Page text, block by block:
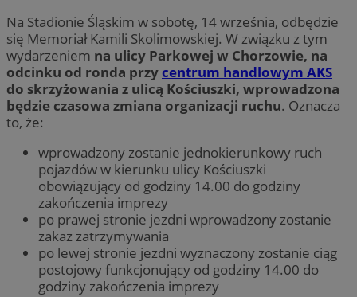
Na Stadionie Śląskim w sobotę, 14 września, odbędzie
się Memoriał Kamili Skolimowskiej. W związku z tym
wydarzeniem na ulicy Parkowej w Chorzowie, na
odcinku od ronda przycentrum handlowym AKS
do skrzyżowania z ulicą Kościuszki, wprowadzona
będzie czasowa zmiana organizacji ruchu. Oznacza
to, że:
wprowadzony zostanie jednokierunkowy ruch
pojazdów w kierunku ulicy Kościuszki
obowiązujący od godziny 14.00 do godziny
zakończenia imprezy
po prawej stronie jezdni wprowadzony zostanie
zakaz zatrzymywania
po lewej stronie jezdni wyznaczony zostanie ciąg
postojowy funkcjonujący od godziny 14.00 do
godziny zakończenia imprezy